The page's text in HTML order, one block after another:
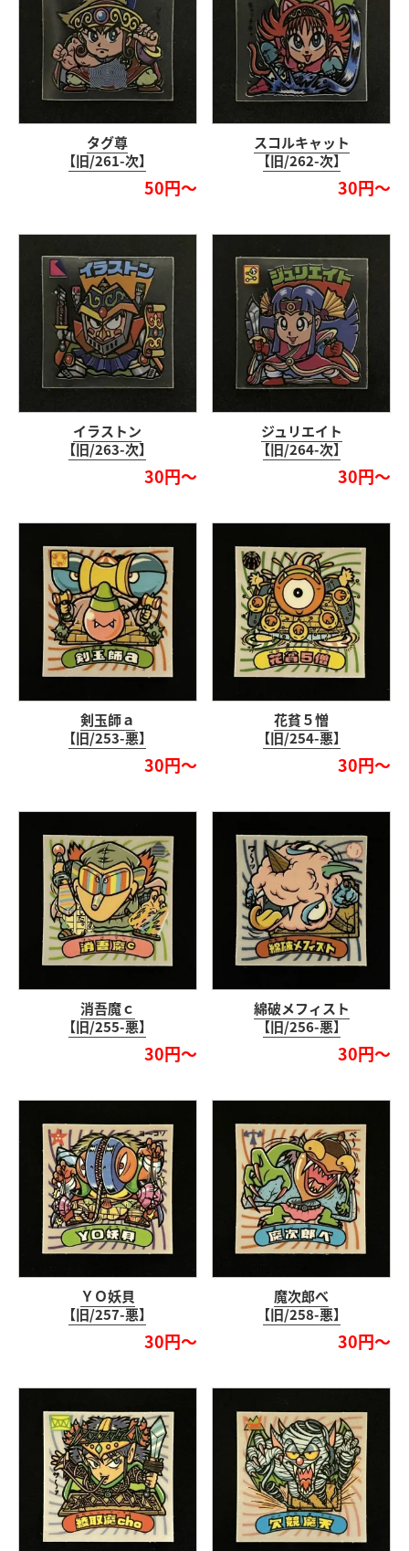
タグ尊
【旧/261-次】
50円～
スコルキャット
【旧/262-次】
30円～
イラストン
【旧/263-次】
30円～
ジュリエイト
【旧/264-次】
30円～
剣玉師ａ
【旧/253-悪】
30円～
花貧５憎
【旧/254-悪】
30円～
消吾魔ｃ
【旧/255-悪】
30円～
綿破メフィスト
【旧/256-悪】
30円～
ＹＯ妖貝
【旧/257-悪】
30円～
魔次郎べ
【旧/258-悪】
30円～